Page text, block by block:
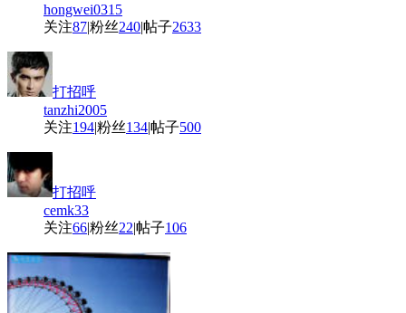
hongwei0315
关注87|粉丝240|帖子2633
打招呼
tanzhi2005
关注194|粉丝134|帖子500
打招呼
cemk33
关注66|粉丝22|帖子106